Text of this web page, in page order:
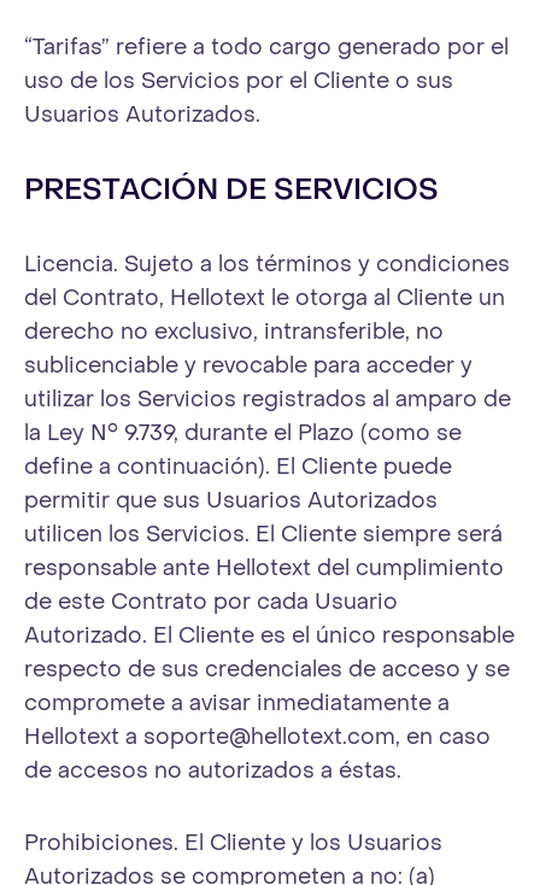
“Tarifas” refiere a todo cargo generado por el
uso de los Servicios por el Cliente o sus
Usuarios Autorizados.
PRESTACIÓN DE SERVICIOS
Licencia. Sujeto a los términos y condiciones
del Contrato, Hellotext le otorga al Cliente un
derecho no exclusivo, intransferible, no
sublicenciable y revocable para acceder y
utilizar los Servicios registrados al amparo de
la Ley N° 9.739, durante el Plazo (como se
define a continuación). El Cliente puede
permitir que sus Usuarios Autorizados
utilicen los Servicios. El Cliente siempre será
responsable ante Hellotext del cumplimiento
de este Contrato por cada Usuario
Autorizado. El Cliente es el único responsable
respecto de sus credenciales de acceso y se
compromete a avisar inmediatamente a
Hellotext a soporte@hellotext.com, en caso
de accesos no autorizados a éstas.
Prohibiciones. El Cliente y los Usuarios
Autorizados se comprometen a no: (a)